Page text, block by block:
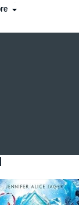
zusammen
Verlag